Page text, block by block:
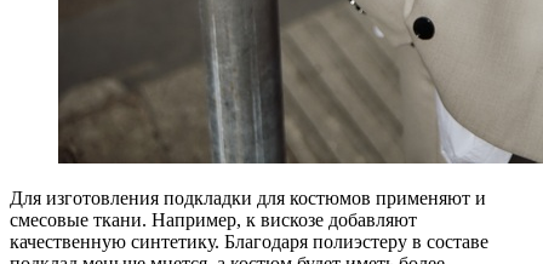
Для изготовления подкладки для костюмов применяют и
смесовые ткани. Например, к вискозе добавляют
качественную синтетику. Благодаря полиэстеру в составе